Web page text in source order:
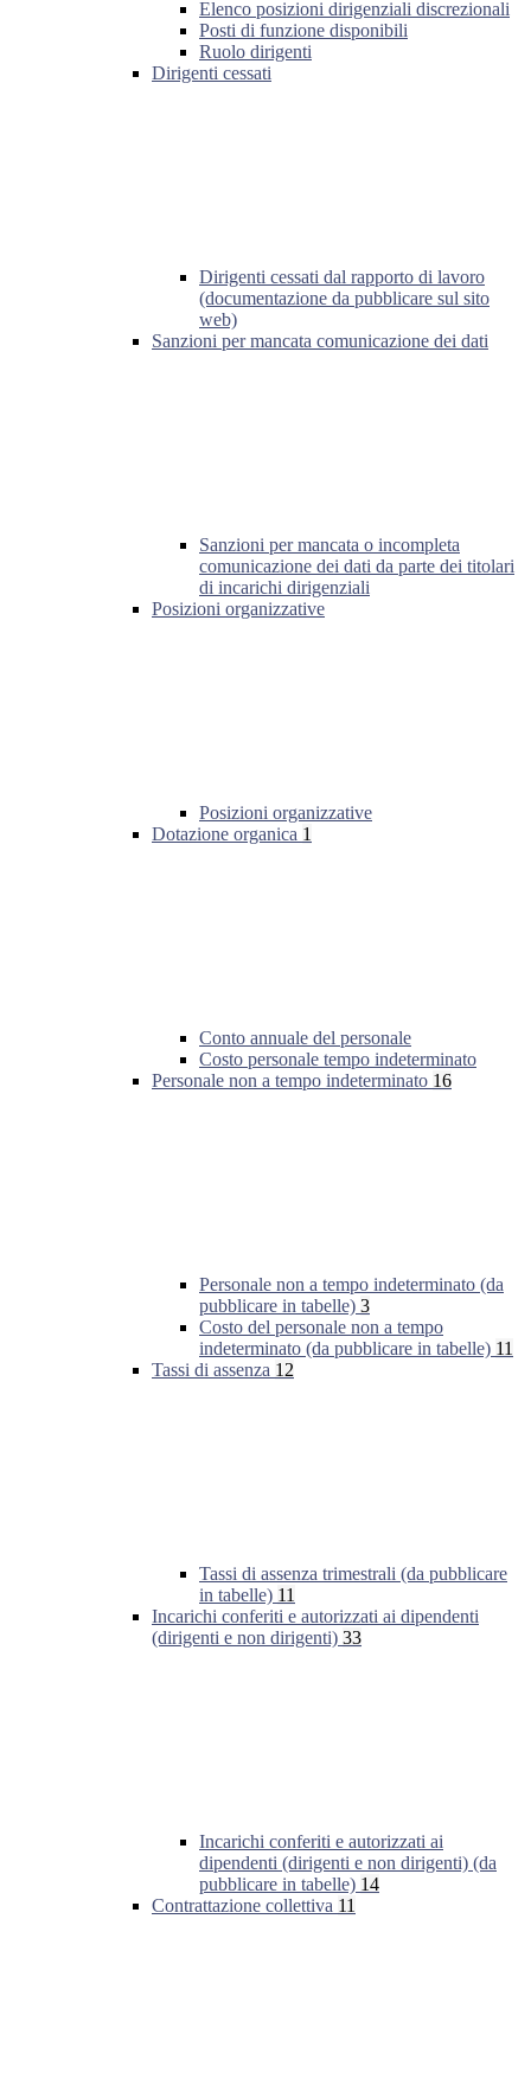
Elenco posizioni dirigenziali discrezionali
Posti di funzione disponibili
Ruolo dirigenti
Dirigenti cessati
Dirigenti cessati dal rapporto di lavoro
(documentazione da pubblicare sul sito
web)
Sanzioni per mancata comunicazione dei dati
Sanzioni per mancata o incompleta
comunicazione dei dati da parte dei titolari
di incarichi dirigenziali
Posizioni organizzative
Posizioni organizzative
Dotazione organica 1
Conto annuale del personale
Costo personale tempo indeterminato
Personale non a tempo indeterminato 16
Personale non a tempo indeterminato (da
pubblicare in tabelle) 3
Costo del personale non a tempo
indeterminato (da pubblicare in tabelle) 11
Tassi di assenza 12
Tassi di assenza trimestrali (da pubblicare
in tabelle) 11
Incarichi conferiti e autorizzati ai dipendenti
(dirigenti e non dirigenti) 33
Incarichi conferiti e autorizzati ai
dipendenti (dirigenti e non dirigenti) (da
pubblicare in tabelle) 14
Contrattazione collettiva 11